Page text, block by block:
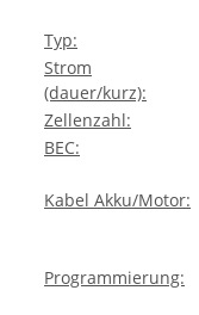
Typ:
Strom
(dauer/kurz):
Zellenzahl:
BEC:
Kabel Akku/Motor:
Programmierung: